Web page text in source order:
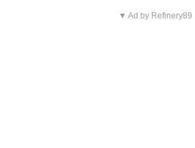
▼ Ad by Refinery89